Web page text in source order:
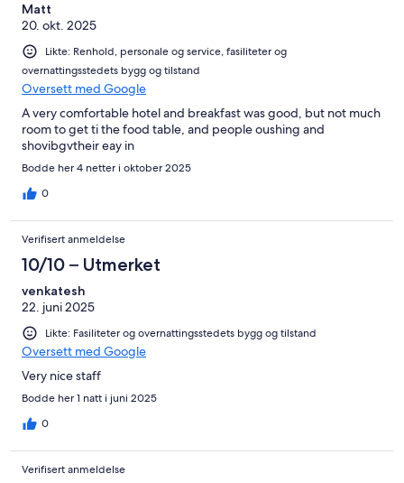
Matt
20. okt. 2025
Likte: Renhold, personale og service, fasiliteter og
overnattingsstedets bygg og tilstand
Oversett med Google
A very comfortable hotel and breakfast was good, but not much
room to get ti the food table, and people oushing and
shovibgvtheir eay in
Bodde her 4 netter i oktober 2025
0
Verifisert anmeldelse
10/10 – Utmerket
venkatesh
22. juni 2025
Likte: Fasiliteter og overnattingsstedets bygg og tilstand
Oversett med Google
Very nice staff
Bodde her 1 natt i juni 2025
0
Verifisert anmeldelse